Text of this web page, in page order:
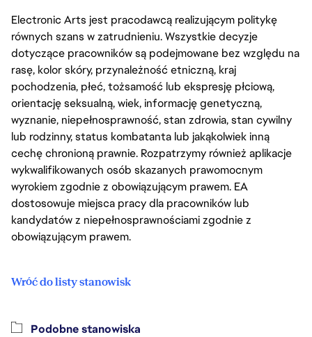
Electronic Arts jest pracodawcą realizującym politykę
równych szans w zatrudnieniu. Wszystkie decyzje
dotyczące pracowników są podejmowane bez względu na
rasę, kolor skóry, przynależność etniczną, kraj
pochodzenia, płeć, tożsamość lub ekspresję płciową,
orientację seksualną, wiek, informację genetyczną,
wyznanie, niepełnosprawność, stan zdrowia, stan cywilny
lub rodzinny, status kombatanta lub jakąkolwiek inną
cechę chronioną prawnie. Rozpatrzymy również aplikacje
wykwalifikowanych osób skazanych prawomocnym
wyrokiem zgodnie z obowiązującym prawem. EA
dostosowuje miejsca pracy dla pracowników lub
kandydatów z niepełnosprawnościami zgodnie z
obowiązującym prawem.
Wróć do listy stanowisk
Podobne stanowiska